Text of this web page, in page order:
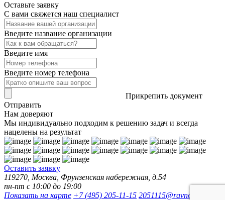
Оставьте заявку
С вами свяжется наш специалист
Введите название организации
Введите имя
Введите номер телефона
Прикрепить документ
Отправить
Нам доверяют
Мы индивидуально подходим к решению задач и всегда
нацелены на результат
Оставить заявку
119270, Москва, Фрунзенская набережная, д.54
пн-пт с 10:00 до 19:00
Показать на карте +7 (495) 205-11-15 2051115@ravnopravie.su